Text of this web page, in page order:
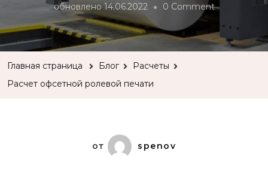
обновлено14.06.2022 0 Commenton
Расчет
офсетной
Главная страница Блог
Расчеты
Расчет офсетной ролевой печати
от spenov